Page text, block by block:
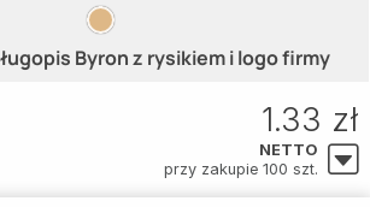
Byron z rysikiem i logo firmy
1.33 zł
NETTO
przy zakupie 100 szt.